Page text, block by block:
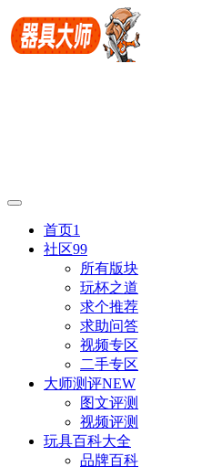
首页1
社区99
所有版块
玩杯之道
求个推荐
求助问答
视频专区
二手专区
大师测评NEW
图文评测
视频评测
玩具百科大全
品牌百科